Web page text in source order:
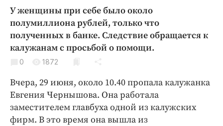
Народные новости
Авто и транспорт
Благоустройство
Криминал
Культура
Недвижимость и ЖКХ
Образование
Общество
У женщины при себе было около
полумиллиона рублей, только что
полученных в банке. Следствие обращается к
калужанам с просьбой о помощи.
0 1872
Вчера, 29 июня, около 10.40 пропала калужанка
Евгения Чернышова. Она работала
заместителем главбуха одной из калужских
фирм. В это время она вышла из